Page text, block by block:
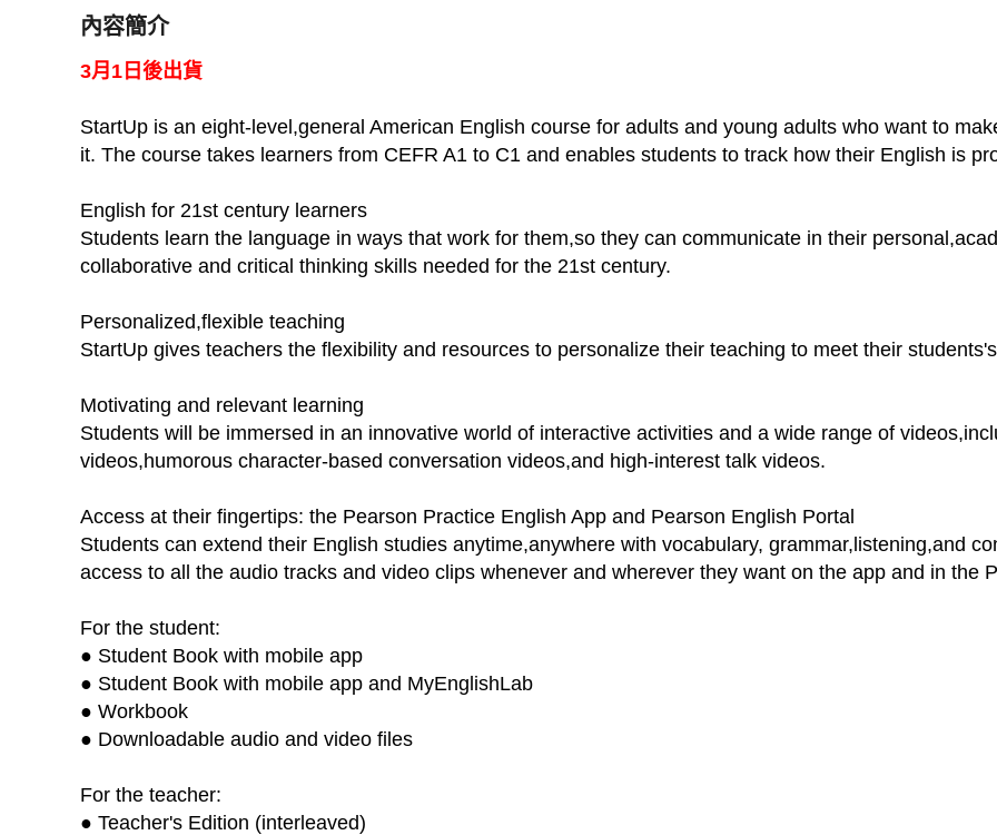
內容簡介
3月1日後出貨
StartUp is an eight-level,general American English course for adults and young adults who want to
it. The course takes learners from CEFR A1 to C1 and enables students to track how their English is
English for 21st century learners
Students learn the language in ways that work for them,so they can communicate in their
collaborative and critical thinking skills needed for the 21st century.
Personalized,flexible teaching
StartUp gives teachers the flexibility and resources to personalize their teaching to meet their
Motivating and relevant learning
Students will be immersed in an innovative world of interactive activities and a wide range of
videos,humorous character-based conversation videos,and high-interest talk videos.
Access at their fingertips: the Pearson Practice English App and Pearson English Portal
Students can extend their English studies anytime,anywhere with vocabulary, grammar,listening,and
access to all the audio tracks and video clips whenever and wherever they want on the app and in the
For the student:
● Student Book with mobile app
● Student Book with mobile app and MyEnglishLab
● Workbook
● Downloadable audio and video files
For the teacher:
● Teacher's Edition (interleaved)